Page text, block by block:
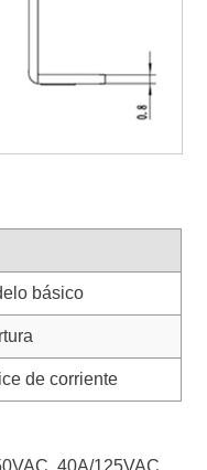
básico
de corriente
40A/125VAC